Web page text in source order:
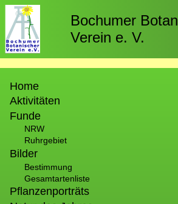
Direkt
zum
Inhalt
Bochumer
Verein e. V.
Home
Aktivitäten
Funde
NRW
Ruhrgebiet
Bilder
Bestimmung
Gesamtartenliste
Pflanzenporträts